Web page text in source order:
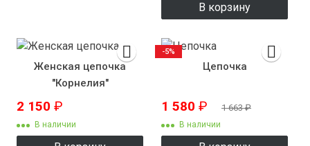
В корзину
Женская цепочка
"Корнелия"
2 150 ₽
В наличии
Цепочка
1 580 ₽ 1 663₽
В наличии
-5%